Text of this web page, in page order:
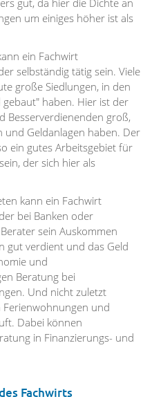
gut, da hier die Dichte an
um einiges höher ist als
ein Fachwirt
selbständig tätig sein. Viele
große Siedlungen, in den
haben. Hier ist der
Besserverdienenden groß,
und Geldanlagen haben. Der
ein gutes Arbeitsgebiet für
der sich hier als
kann ein Fachwirt
bei Banken oder
sein Auskommen
gut verdient und das Geld
und
Beratung bei
Und nicht zuletzt
und
Dabei können
in Finanzierungs- und
Fachwirts